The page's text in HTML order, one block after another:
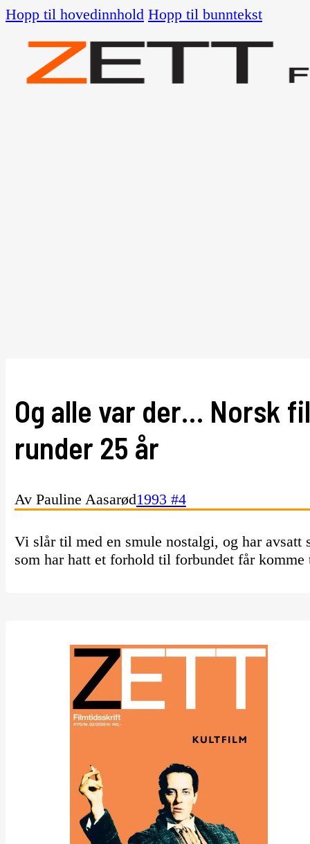
Hopp til hovedinnhold Hopp til bunntekst
Og alle var der… Norsk
runder 25 år
Av Pauline Aasarød1993 #4
Vi slår til med en smule nostalgi, og har avsatt
som har hatt et forhold til forbundet får